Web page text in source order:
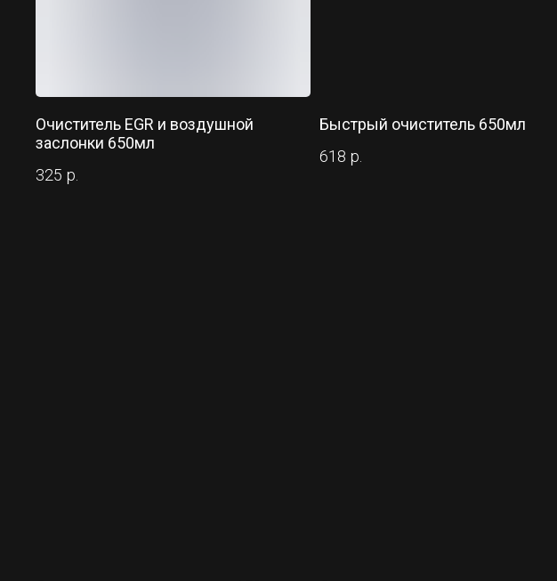
Очиститель EGR и воздушной
заслонки 650мл
325 р.
Быстрый очиститель 650мл
618 р.